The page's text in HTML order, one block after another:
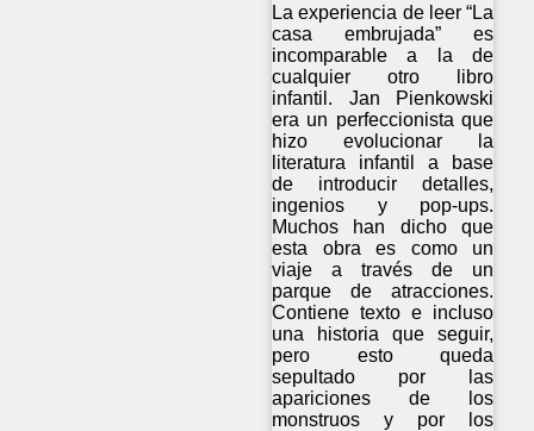
La experiencia de leer “La
casa embrujada” es
incomparable a la de
cualquier otro libro
infantil. Jan Pienkowski
era un perfeccionista que
hizo evolucionar la
literatura infantil a base
de introducir detalles,
ingenios y pop-ups.
Muchos han dicho que
esta obra es como un
viaje a través de un
parque de atracciones.
Contiene texto e incluso
una historia que seguir,
pero esto queda
sepultado por las
apariciones de los
monstruos y por los